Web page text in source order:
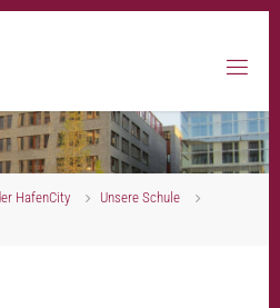
HafenCity
Unsere Schule